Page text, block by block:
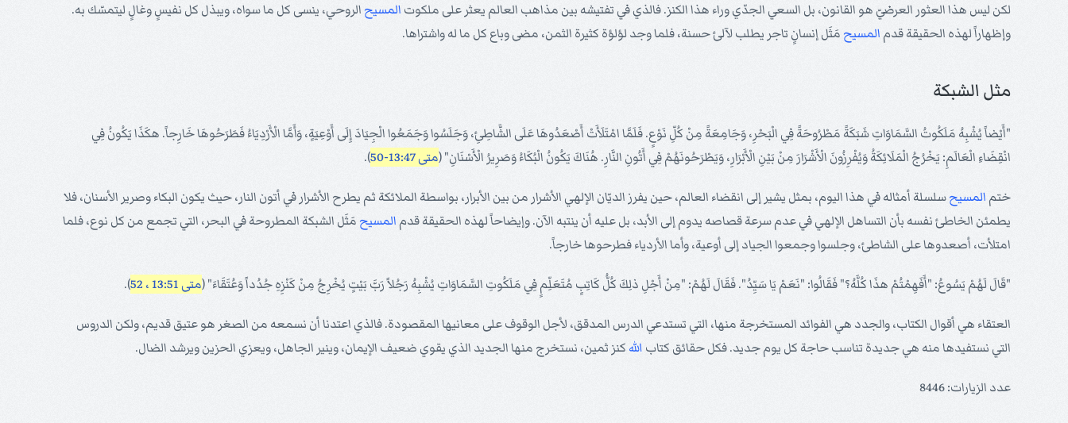
لكن ليس هذا العثور العرضيّ هو القانون، بل السعي الجدّي وراء هذا الكنز. فالذي في تفتيشه بين مذاهب العالم يعثر على ملكوت المسيح الروحي، ينسى كل ما سواه، ويبذل كل نفيسٍ وغالٍ ليتمسّك به.
وإظهاراً لهذه الحقيقة قدم المسيح مَثَل إنسانٍ تاجر يطلب لآلئ حسنة، فلما وجد لؤلؤة كثيرة الثمن، مضى وباع كل ما له واشتراها.
مثل الشبكة
"أَيْضاً يُشْبِهُ مَلَكُوتُ السَّمَاوَاتِ شَبَكَةً مَطْرُوحَةً فِي الْبَحْرِ، وَجَامِعَةً مِنْ كُلِّ نَوْعٍ. فَلَمَّا امْتَلَأَتْ أَصْعَدُوهَا عَلَى الشَّاطِئِ، وَجَلَسُوا وَجَمَعُوا الْجِيَادَ إِلَى أَوْعِيَةٍ، وَأَمَّا الْأَرْدِيَاءُ فَطَرَحُوهَا خَارِجاً. هكَذَا يَكُونُ فِي
انْقِضَاءِ الْعَالَمِ: يَخْرُجُ الْمَلَائِكَةُ وَيُفْرِزُونَ الْأَشْرَارَ مِنْ بَيْنِ الْأَبْرَارِ، وَيَطْرَحُونَهُمْ فِي أَتُونِ النَّارِ. هُنَاكَ يَكُونُ الْبُكَاءُ وَصَرِيرُ الْأَسْنَانِ" (متى 13:47-50 ).
ختم المسيحسلسلة أمثاله في هذا اليوم، بمثل يشير إلى انقضاء العالم، حين يفرز الديّان الإلهي الأشرار من بين الأبرار، بواسطة الملائكة ثم يطرح الأشرار في أتون النار، حيث يكون البكاء وصرير الأسنان، فلا
يطمئن الخاطئ نفسه بأن التساهل الإلهي في عدم سرعة قصاصه يدوم إلى الأبد، بل عليه أن ينتبه الآن. وإيضاحاً لهذه الحقيقة قدم المسيح مَثَل الشبكة المطروحة في البحر، التي تجمع من كل نوع، فلما
امتلأت، أصعدوها على الشاطئ، وجلسوا وجمعوا الجياد إلى أوعية، وأما الأردياء فطرحوها خارجاً.
"قَالَ لَهُمْ يَسُوعُ: "أَفَهِمْتُمْ هذَا كُلَّهُ؟" فَقَالُوا: "نَعَمْ يَا سَيِّدُ". فَقَالَ لَهُمْ: "مِنْ أَجْلِ ذلِكَ كُلُّ كَاتِبٍ مُتَعَلِّمٍ فِي مَلَكُوتِ السَّمَاوَاتِ يُشْبِهُ رَجُلاً رَبَّ بَيْتٍ يُخْرِجُ مِنْ كَنْزِهِ جُدُداً وَعُتَقَاءَ" (متى 13:51 ، 52 ).
العتقاء هي أقوال الكتاب، والجدد هي الفوائد المستخرجة منها، التي تستدعي الدرس المدقق، لأجل الوقوف على معانيها المقصودة. فالذي اعتدنا أن نسمعه من الصغر هو عتيق قديم، ولكن الدروس
التي نستفيدها منه هي جديدة تناسب حاجة كل يوم جديد. فكل حقائق كتاب الله كنز ثمين، نستخرج منها الجديد الذي يقوي ضعيف الإيمان، وينير الجاهل، ويعزي الحزين ويرشد الضال.
عدد الزيارات: 8446